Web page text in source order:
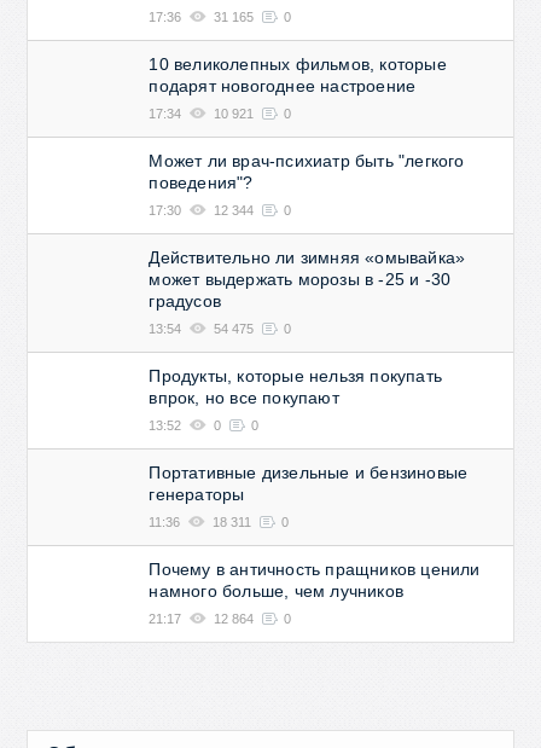
17:36 31 165 0
10 великолепных фильмов, которые
подарят новогоднее настроение
17:34 10 921 0
Может ли врач-психиатр быть "легкого
поведения"?
17:30 12 344 0
Действительно ли зимняя «омывайка»
может выдержать морозы в -25 и -30
градусов
13:54 54 475 0
Продукты, которые нельзя покупать
впрок, но все покупают
13:52 0 0
Портативные дизельные и бензиновые
генераторы
11:36 18 311 0
Почему в античность пращников ценили
намного больше, чем лучников
21:17 12 864 0